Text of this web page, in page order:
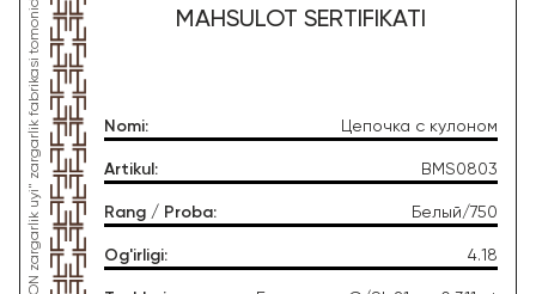
MAHSULOT SERTIFIKATI
Nomi: Цепочка с кулоном
Artikul : BMS0803
Rang / Proba: Белый/750
Og'irligi: 4.18